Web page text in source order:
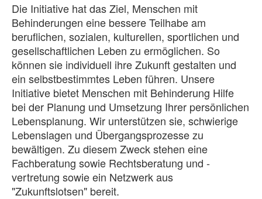
Die Initiative hat das Ziel, Menschen mit
Behinderungen eine bessere Teilhabe am
beruflichen, sozialen, kulturellen, sportlichen und
gesellschaftlichen Leben zu ermöglichen. So
können sie individuell ihre Zukunft gestalten und
ein selbstbestimmtes Leben führen. Unsere
Initiative bietet Menschen mit Behinderung Hilfe
bei der Planung und Umsetzung Ihrer persönlichen
Lebensplanung. Wir unterstützen sie, schwierige
Lebenslagen und Übergangsprozesse zu
bewältigen. Zu diesem Zweck stehen eine
Fachberatung sowie Rechtsberatung und -
vertretung sowie ein Netzwerk aus
"Zukunftslotsen" bereit.